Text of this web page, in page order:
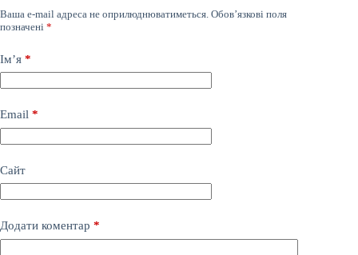
Ваша e-mail адреса не оприлюднюватиметься. Обов’язкові поля
позначені *
Ім’я *
Email *
Сайт
Додати коментар *